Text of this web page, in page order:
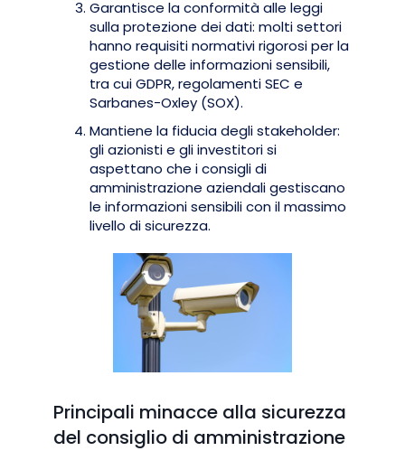
Garantisce la conformità alle leggi
sulla protezione dei dati: molti settori
hanno requisiti normativi rigorosi per la
gestione delle informazioni sensibili,
tra cui GDPR, regolamenti SEC e
Sarbanes-Oxley (SOX).
Mantiene la fiducia degli stakeholder:
gli azionisti e gli investitori si
aspettano che i consigli di
amministrazione aziendali gestiscano
le informazioni sensibili con il massimo
livello di sicurezza.
Principali minacce alla sicurezza
del consiglio di amministrazione